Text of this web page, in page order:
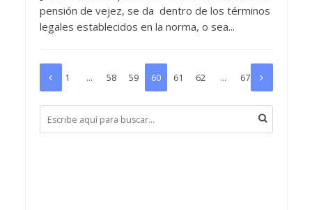
pensión de vejez, se da dentro de los términos
legales establecidos en la norma, o sea...
1 … 58 59 60 61 62 … 67